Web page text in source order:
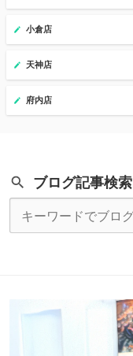
小倉店
天神店
府内店
ブログ記事検索